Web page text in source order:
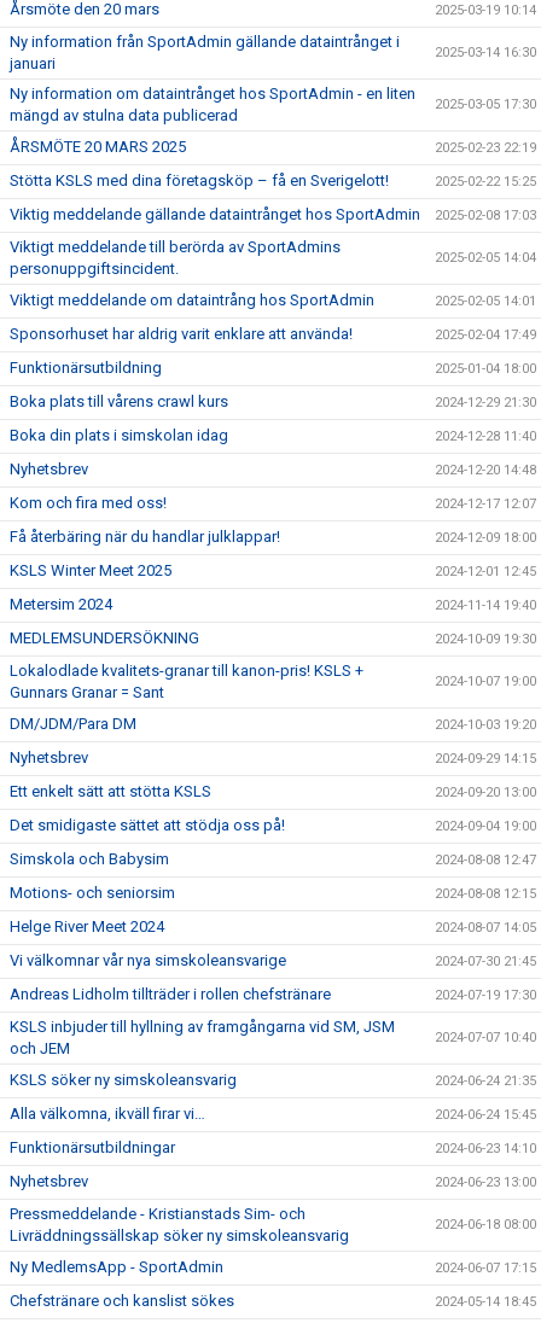
Årsmöte den 20 mars 2025-03-19 10:14
Ny information från SportAdmin gällande dataintrånget i
januari
2025-03-14 16:30
Ny information om dataintrånget hos SportAdmin - en liten
mängd av stulna data publicerad
2025-03-05 17:30
ÅRSMÖTE 20 MARS 2025 2025-02-23 22:19
Stötta KSLS med dina företagsköp – få en Sverigelott! 2025-02-22 15:25
Viktig meddelande gällande dataintrånget hos SportAdmin 2025-02-08 17:03
Viktigt meddelande till berörda av SportAdmins
personuppgiftsincident.
2025-02-05 14:04
Viktigt meddelande om dataintrång hos SportAdmin 2025-02-05 14:01
Sponsorhuset har aldrig varit enklare att använda! 2025-02-04 17:49
Funktionärsutbildning 2025-01-04 18:00
Boka plats till vårens crawl kurs 2024-12-29 21:30
Boka din plats i simskolan idag 2024-12-28 11:40
Nyhetsbrev 2024-12-20 14:48
Kom och fira med oss! 2024-12-17 12:07
Få återbäring när du handlar julklappar! 2024-12-09 18:00
KSLS Winter Meet 2025 2024-12-01 12:45
Metersim 2024 2024-11-14 19:40
MEDLEMSUNDERSÖKNING 2024-10-09 19:30
Lokalodlade kvalitets-granar till kanon-pris! KSLS +
Gunnars Granar = Sant
2024-10-07 19:00
DM/JDM/Para DM 2024-10-03 19:20
Nyhetsbrev 2024-09-29 14:15
Ett enkelt sätt att stötta KSLS 2024-09-20 13:00
Det smidigaste sättet att stödja oss på! 2024-09-04 19:00
Simskola och Babysim 2024-08-08 12:47
Motions- och seniorsim 2024-08-08 12:15
Helge River Meet 2024 2024-08-07 14:05
Vi välkomnar vår nya simskoleansvarige 2024-07-30 21:45
Andreas Lidholm tillträder i rollen chefstränare 2024-07-19 17:30
KSLS inbjuder till hyllning av framgångarna vid SM, JSM
och JEM
2024-07-07 10:40
KSLS söker ny simskoleansvarig 2024-06-24 21:35
Alla välkomna, ikväll firar vi… 2024-06-24 15:45
Funktionärsutbildningar 2024-06-23 14:10
Nyhetsbrev 2024-06-23 13:00
Pressmeddelande - Kristianstads Sim- och
Livräddningssällskap söker ny simskoleansvarig
2024-06-18 08:00
Ny MedlemsApp - SportAdmin 2024-06-07 17:15
Chefstränare och kanslist sökes 2024-05-14 18:45